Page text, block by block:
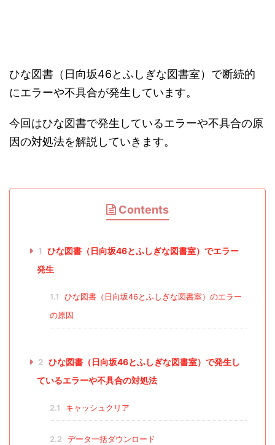
ひな図書（日向坂46とふしぎな図書室）で断続的
にエラーや不具合が発生しています。
今回はひな図書で発生しているエラーや不具合の原
因の対処法を解説していきます。
Contents
1 ひな図書（日向坂46とふしぎな図書室）でエラー
発生
1.1
ひな図書（日向坂46とふしぎな図書室）のエラー
の原因
2 ひな図書（日向坂46とふしぎな図書室）で発生し
ているエラーや不具合の対処法
2.1 キャッシュクリア
2.2 データ一括ダウンロード